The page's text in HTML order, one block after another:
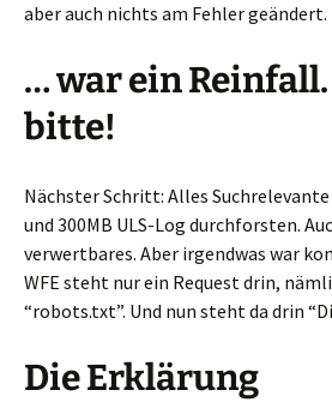
aber auch nichts am Fehler geändert.
… war ein
bitte!
Nächster Schritt: Alles
und 300MB ULS-Log durchforsten.
verwertbares. Aber irgendwas war
WFE steht nur ein Request drin,
“robots.txt”. Und nun steht da drin
Die Erklärung